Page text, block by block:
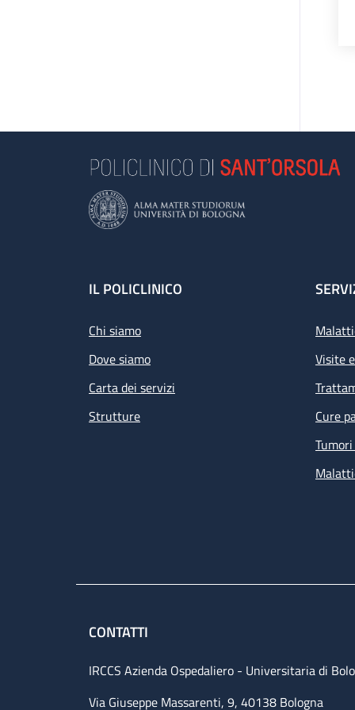
Footer
IL POLICLINICO
Chi siamo
Dove siamo
Carta dei servizi
Strutture
Visite
Cure
CONTATTI
IRCCS Azienda Ospedaliero - Universitaria di
Via Giuseppe Massarenti, 9, 40138 Bologna